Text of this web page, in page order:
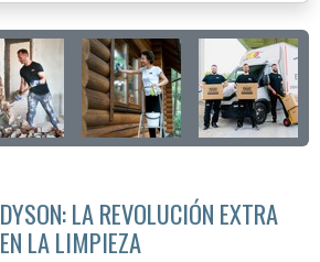
DYSON: LA REVOLUCIÓN EXTRA
EN LA LIMPIEZA